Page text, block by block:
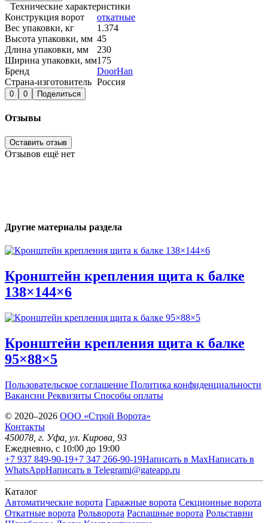
Технические характеристики
Конструкция ворот
откатные
Вес упаковки, кг
1.374
Высота упаковки, мм 45
Длина упаковки, мм
230
Ширина упаковки, мм175
Бренд
DoorHan
Страна-изготовитель Россия
0 0 Поделиться
Отзывы
Оставить отзыв
Отзывов ещё нет
Другие материалы раздела
Кронштейн крепления щита к балке
138×144×6
Кронштейн крепления щита к балке
95×88×5
Пользовательское соглашение Политика конфиденциальности
Вакансии Реквизиты Способы оплаты
© 2020–2026 OOO «Строй Ворота»
Контакты
450078 , г. Уфа ул. Кирова, 93
Ежедневно, с 10:00 до 19:00
+7 937 849-90-19+7 347 266-90-19Написать в MaxНаписать в
WhatsAppНаписать в Telegrami@gateapp.ru
Каталог
Автоматические ворота Гаражные ворота Секционные ворота
Откатные ворота Рольворота Распашные ворота Рольставни